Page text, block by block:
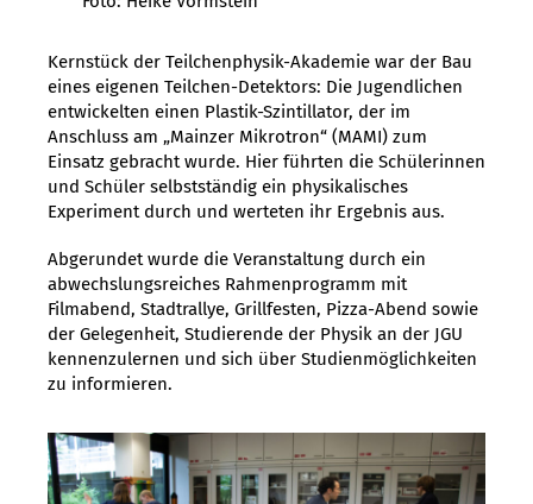
Kernstück der Teilchenphysik-Akademie war der Bau
eines eigenen Teilchen-Detektors: Die Jugendlichen
entwickelten einen Plastik-Szintillator, der im
Anschluss am „Mainzer Mikrotron“ (MAMI) zum
Einsatz gebracht wurde. Hier führten die Schülerinnen
und Schüler selbstständig ein physikalisches
Experiment durch und werteten ihr Ergebnis aus.
Abgerundet wurde die Veranstaltung durch ein
abwechslungsreiches Rahmenprogramm mit
Filmabend, Stadtrallye, Grillfesten, Pizza-Abend sowie
der Gelegenheit, Studierende der Physik an der JGU
kennenzulernen und sich über Studienmöglichkeiten
zu informieren.